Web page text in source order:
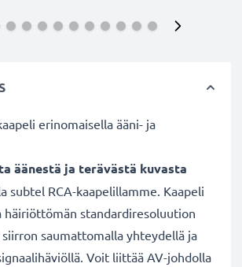
erinomaisella ääni- ja
äänestä ja terävästä kuvasta
subtel RCA-kaapelillamme. Kaapeli
häiriöttömän standardiresoluution
siirron saumattomalla yhteydellä ja
Voit liittää AV-johdolla